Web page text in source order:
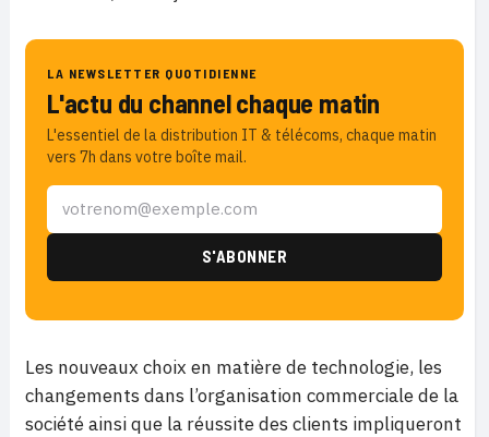
LA NEWSLETTER QUOTIDIENNE
L'actu du channel chaque matin
L'essentiel de la distribution IT & télécoms, chaque matin
vers 7h dans votre boîte mail.
Les nouveaux choix en matière de technologie, les
changements dans l’organisation commerciale de la
société ainsi que la réussite des clients impliqueront